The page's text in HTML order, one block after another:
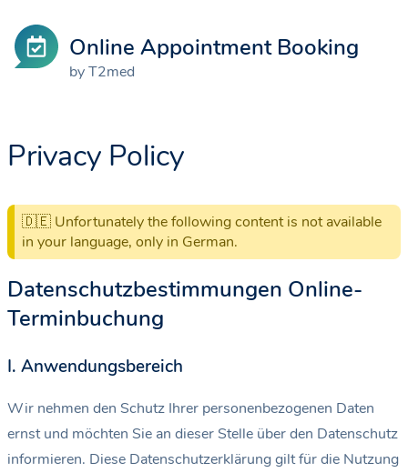
Online Appointment Booking
by T2med
Privacy Policy
Datenschutzbestimmungen Online-
Terminbuchung
I. Anwendungsbereich
Wir nehmen den Schutz Ihrer personenbezogenen Daten
ernst und möchten Sie an dieser Stelle über den Datenschutz
informieren. Diese Datenschutzerklärung gilt für die Nutzung